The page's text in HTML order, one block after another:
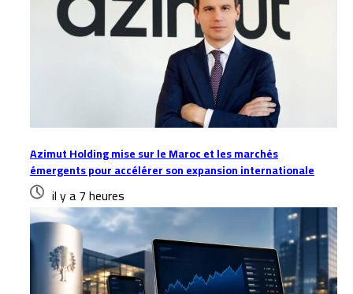
Azimut Holding mise sur le Maroc et les marchés
émergents pour accélérer son expansion internationale
il y a 7 heures